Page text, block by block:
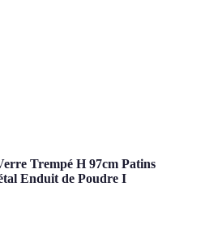
Trempé H 97cm Patins
Enduit de Poudre I